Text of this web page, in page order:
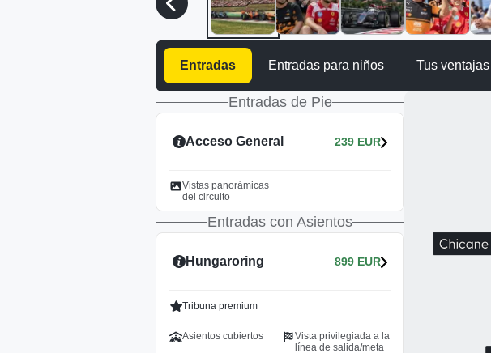
Entradas Entradas para niños Tus ventajas
Entradas de Pie
Acceso General 239 EUR
Vistas panorámicas
del circuito
Entradas con Asientos
Hungaroring 899 EUR
Tribuna premium
Asientos cubiertos
Vista privilegiada a la
línea de salida/meta